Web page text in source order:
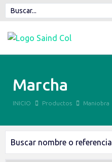
Marcha
INICIO Productos Maniobra